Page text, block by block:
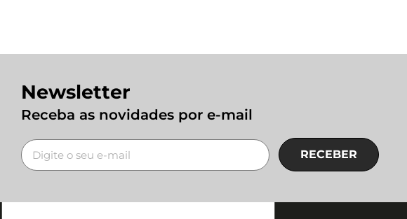
Newsletter
Receba as novidades por e-mail
RECEBER